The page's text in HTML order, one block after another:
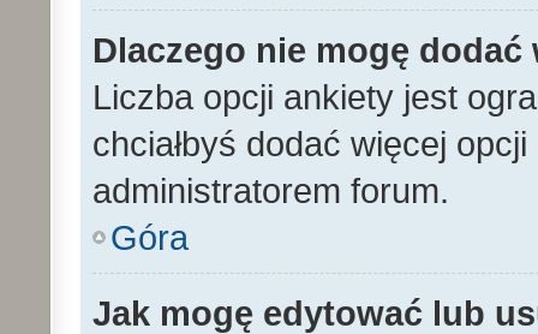
Dlaczego nie mogę
Liczba opcji ankiety jest
chciałbyś dodać więcej
administratorem forum.
Góra
Jak mogę edytować lub